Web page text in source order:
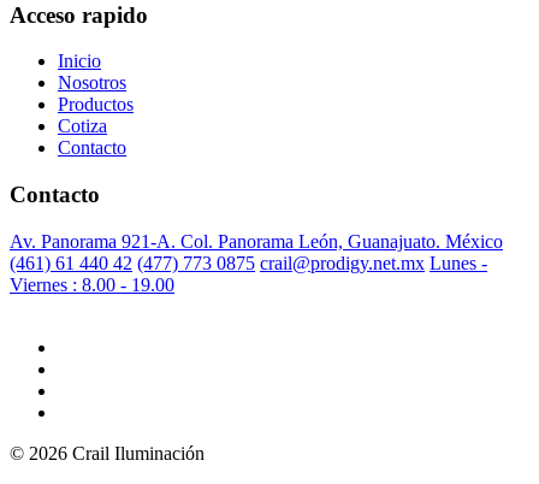
Acceso rapido
Inicio
Nosotros
Productos
Cotiza
Contacto
Contacto
Av. Panorama 921-A. Col. Panorama León, Guanajuato. México
(461) 61 440 42 (477) 773 0875 crail@prodigy.net.mx Lunes -
Viernes : 8.00 - 19.00
© 2026 Crail Iluminación